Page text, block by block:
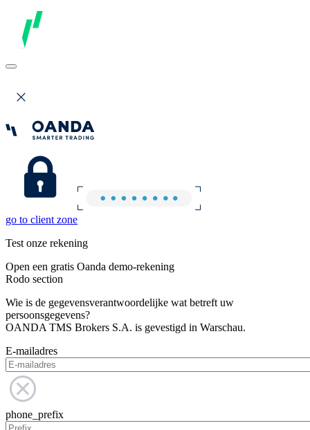
go to client zone
Test onze rekening
Open een gratis Oanda demo-rekening
Rodo section
Wie is de gegevensverantwoordelijke wat betreft uw
persoonsgegevens?
OANDA TMS Brokers S.A. is gevestigd in Warschau.
E-mailadres
phone_prefix